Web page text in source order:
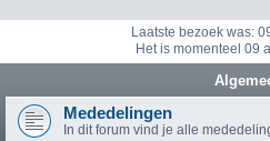
Laatste bezoek was:
Het is momenteel 09
Mededelingen
In dit forum vind je alle